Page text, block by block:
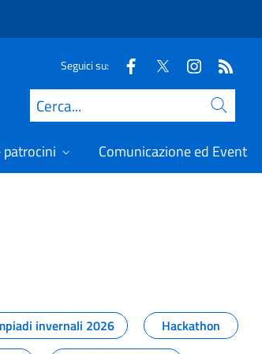
Seguici su:
Cerca
Comunicazione ed Eventi
invernali 2026
Hackathon